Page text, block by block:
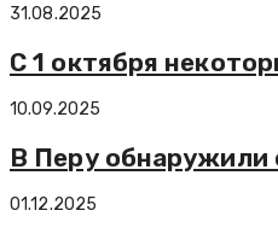
31.08.2025
С 1 октября
10.09.2025
В Перу обнаружили
01.12.2025